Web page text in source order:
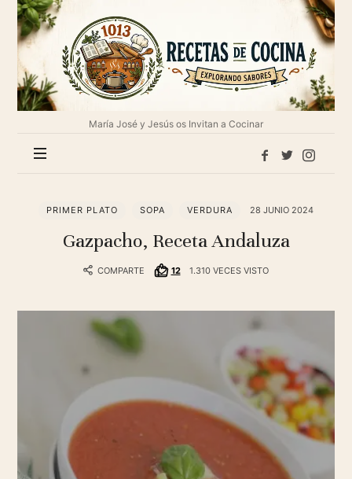
1013
Recetas
de
cocina
María José y Jesús os Invitan a Cocinar
PRIMER PLATO SOPA VERDURA 28 JUNIO 2024
Gazpacho, Receta Andaluza
COMPARTE 12 1.310 VECES VISTO